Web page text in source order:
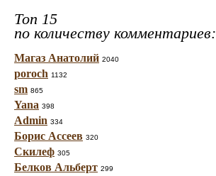
Топ 15
по количеству комментариев:
Магаз Анатолий 2040
poroch 1132
sm 865
Yana 398
Admin 334
Борис Ассеев 320
Скилеф 305
Белков Альберт 299